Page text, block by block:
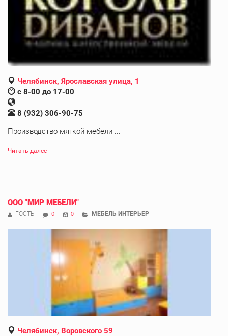
Челябинск, Ярославская улица, 1
с 8-00 до 17-00
8 (932) 306-90-75
Производство мягкой мебели ...
Читать далее
ООО "МИР МЕБЕЛИ"
ГОСТЬ 0 0 МЕБЕЛЬ ИНТЕРЬЕР
Челябинск, Воровского 59